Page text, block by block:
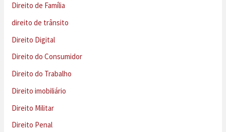
Direito de Família
direito de trânsito
Direito Digital
Direito do Consumidor
Direito do Trabalho
Direito imobiliário
Direito Militar
Direito Penal